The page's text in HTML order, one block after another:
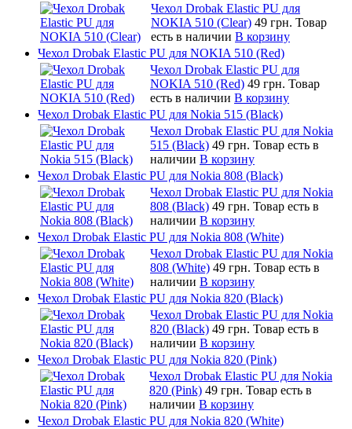
Чехол Drobak Elastic PU для
NOKIA 510 (Clear) 49 грн. Товар
есть в наличии В корзину
Чехол Drobak Elastic PU для NOKIA 510 (Red)
Чехол Drobak Elastic PU для
NOKIA 510 (Red) 49 грн. Товар
есть в наличии В корзину
Чехол Drobak Elastic PU для Nokia 515 (Black)
Чехол Drobak Elastic PU для Nokia
515 (Black) 49 грн. Товар есть в
наличии В корзину
Чехол Drobak Elastic PU для Nokia 808 (Black)
Чехол Drobak Elastic PU для Nokia
808 (Black) 49 грн. Товар есть в
наличии В корзину
Чехол Drobak Elastic PU для Nokia 808 (White)
Чехол Drobak Elastic PU для Nokia
808 (White) 49 грн. Товар есть в
наличии В корзину
Чехол Drobak Elastic PU для Nokia 820 (Black)
Чехол Drobak Elastic PU для Nokia
820 (Black) 49 грн. Товар есть в
наличии В корзину
Чехол Drobak Elastic PU для Nokia 820 (Pink)
Чехол Drobak Elastic PU для Nokia
820 (Pink) 49 грн. Товар есть в
наличии В корзину
Чехол Drobak Elastic PU для Nokia 820 (White)